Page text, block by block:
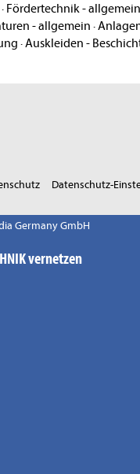
· Fördertechnik - allgemein
- allgemein ·
·Auskleiden -
Datenschutz-
Germany GmbH
vernetzen